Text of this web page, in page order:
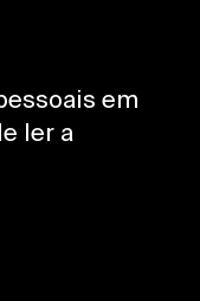
em
ler a